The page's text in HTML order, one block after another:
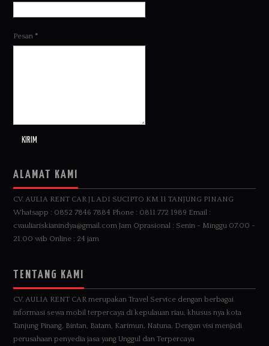
Pesan *
ALAMAT KAMI
CV. AULIA RENT CAR JL ADI SUCIPTO KM 11 TANJUNG PINANG
Whatsapp : 0852 7846 7884 Phone : 0811 772 1989 Email :
cvauliariskianindya@gmail.com Jam Oprasional : Senin - Minggu 07.00 -
21.00 wib Online : 24 jam
TENTANG KAMI
CV. AULIA RENT CAR merupakan Travel Service dengan berbagai
informasi sewa mobil terpercaya di kepulauan riau, khusus nya kota
Tanjung Pinang, Bintan, Batam, Karimun, Natuna. Dengan visi menjadi
perusahaan penyedia jasa yang Unggul dan Terpercaya